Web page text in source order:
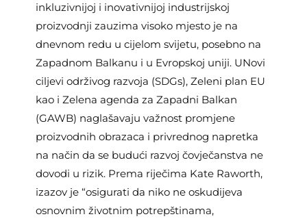
inkluzivnijoj i inovativnijoj industrijskoj
proizvodnji zauzima visoko mjesto je na
dnevnom redu u cijelom svijetu, posebno na
Zapadnom Balkanu i u Evropskoj uniji. UNovi
ciljevi održivog razvoja (SDGs), Zeleni plan EU
kao i Zelena agenda za Zapadni Balkan
(GAWB) naglašavaju važnost promjene
proizvodnih obrazaca i privrednog napretka
na način da se budući razvoj čovječanstva ne
dovodi u rizik. Prema riječima Kate Raworth,
izazov je “osigurati da niko ne oskudijeva
osnovnim životnim potrepštinama,